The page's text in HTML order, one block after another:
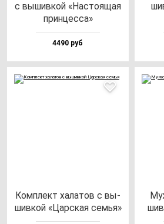
с вы­шив­кой «Нас­то­ящая
прин­цес­са»
4490 руб
Ком­плект ха­ла­тов с вы­
шив­кой «Цар­ская семья»